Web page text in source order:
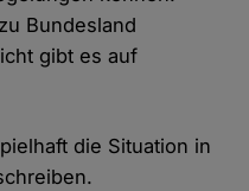
Bundesland
gibt es auf
die Situation in